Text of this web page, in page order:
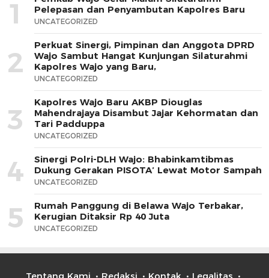
1
Pelepasan dan Penyambutan Kapolres Baru
UNCATEGORIZED
2
Perkuat Sinergi, Pimpinan dan Anggota DPRD
Wajo Sambut Hangat Kunjungan Silaturahmi
Kapolres Wajo yang Baru,
UNCATEGORIZED
3
Kapolres Wajo Baru AKBP Diouglas
Mahendrajaya Disambut Jajar Kehormatan dan
Tari Padduppa
UNCATEGORIZED
4
Sinergi Polri-DLH Wajo: Bhabinkamtibmas
Dukung Gerakan PISOTA’ Lewat Motor Sampah
UNCATEGORIZED
5
Rumah Panggung di Belawa Wajo Terbakar,
Kerugian Ditaksir Rp 40 Juta
UNCATEGORIZED